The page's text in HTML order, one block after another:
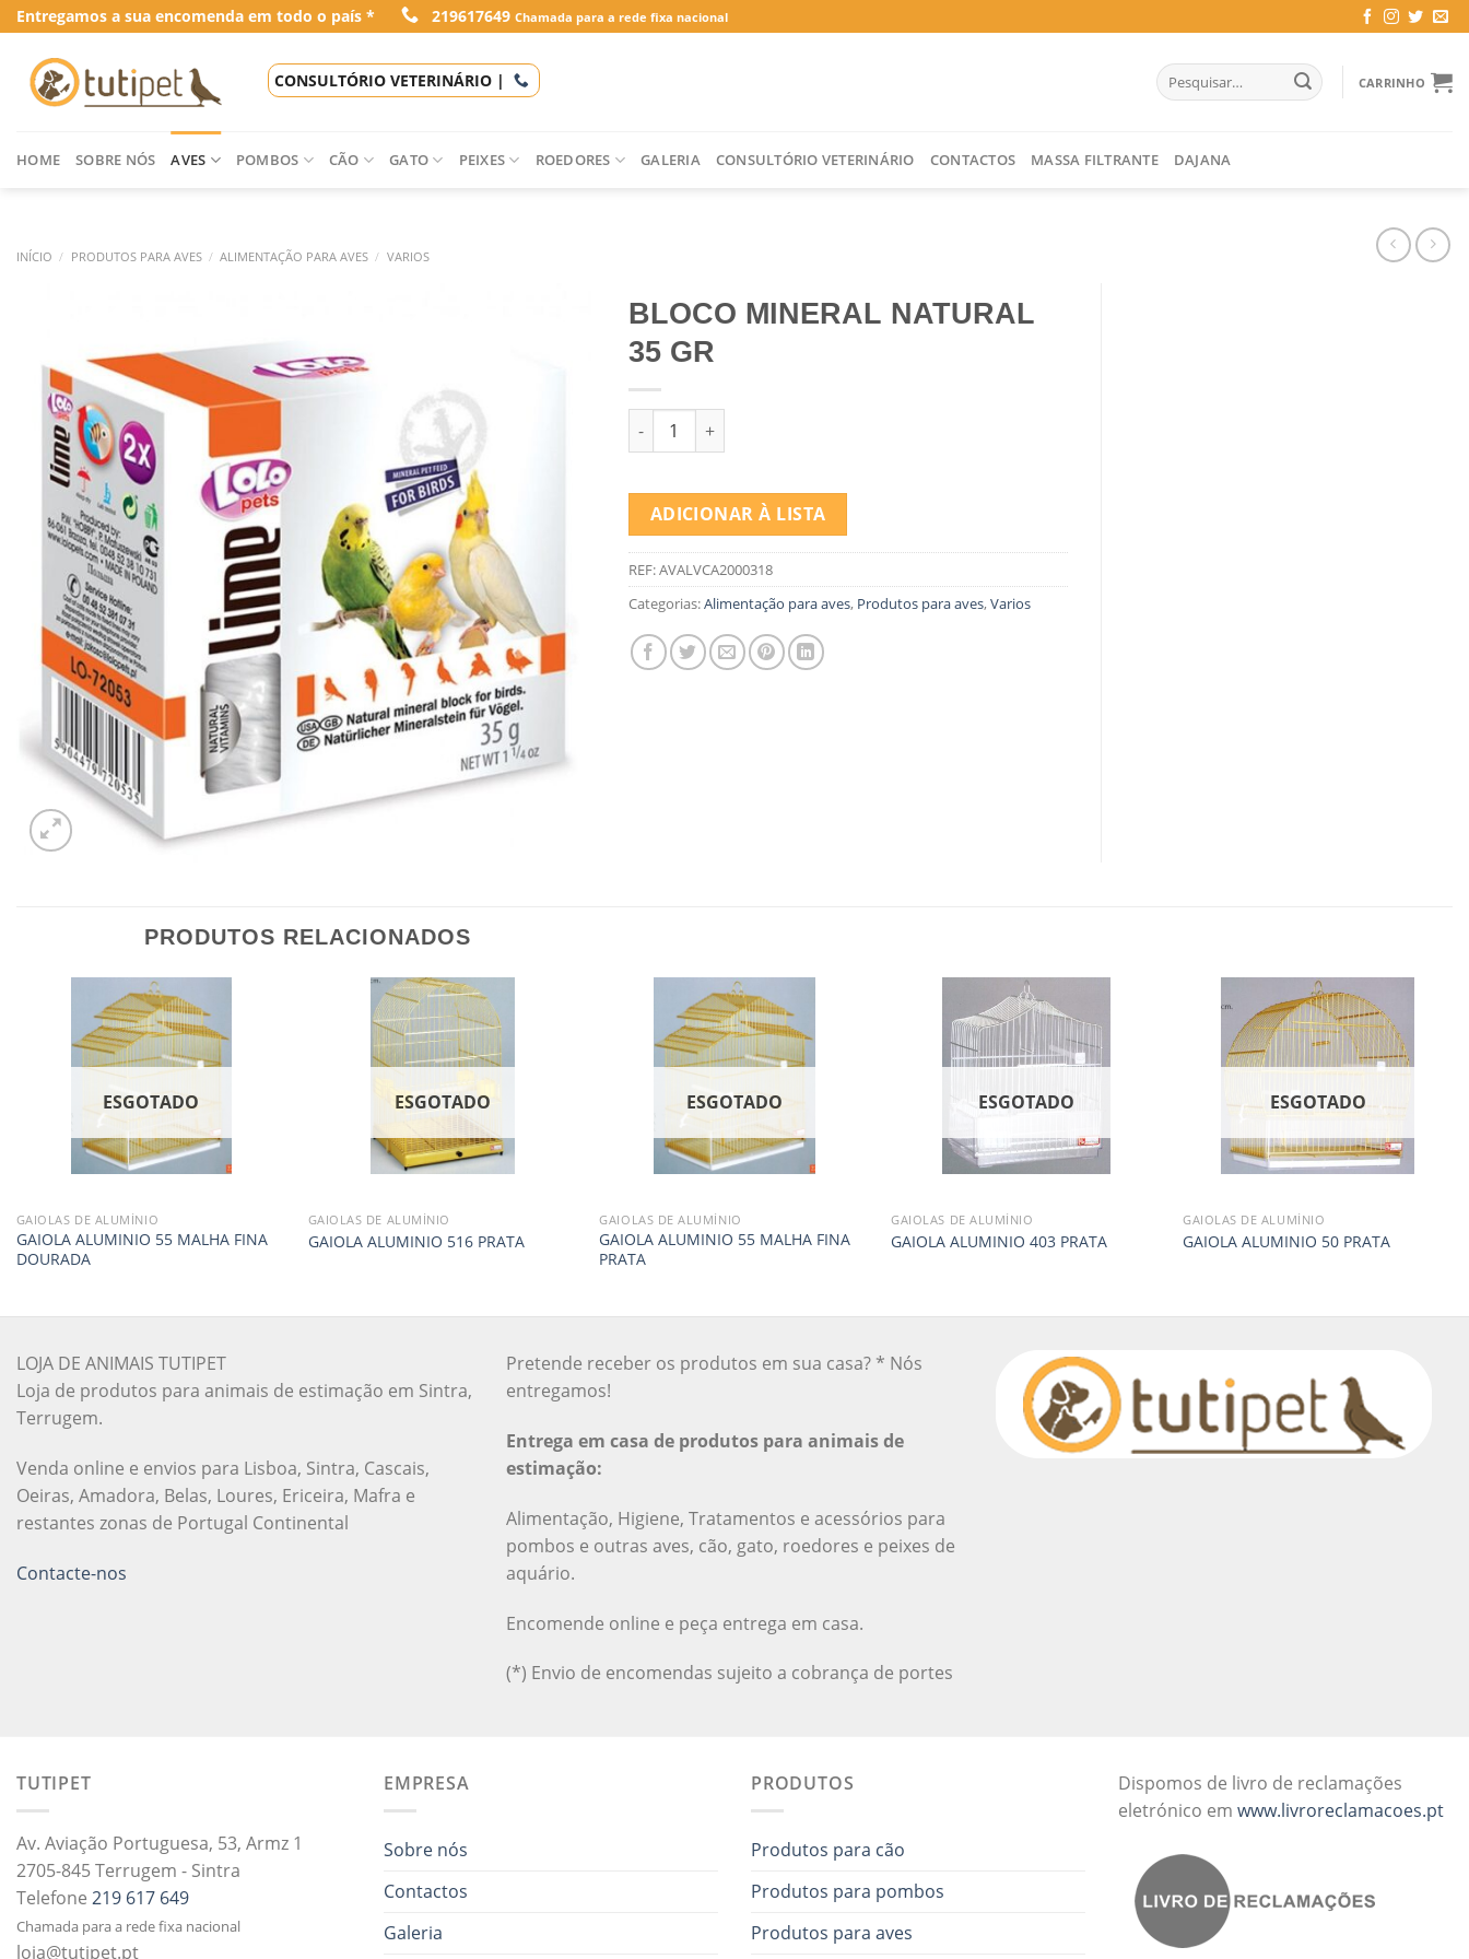
Skip
to
content
Entregamos a sua encomenda em todo o país * 219617649 Chamada para a rede fixa nacional
CONSULTÓRIO VETERINÁRIO |
Pesquisar
por:
CARRINHO
HOME SOBRE NÓS AVES POMBOS CÃO GATO PEIXES ROEDORES GALERIA CONSULTÓRIO VETERINÁRIO CONTACTOS MASSA FILTRANTE DAJANA
INÍCIO / PRODUTOS PARA AVES / ALIMENTAÇÃO PARA AVES / VARIOS
BLOCO MINERAL NATURAL
35 GR
Quantidade de BLOCO MINERAL NATURAL 35 GR
ADICIONAR À LISTA
REF:AVALVCA2000318
Categorias:Alimentação para aves, Produtos para aves,Varios
PRODUTOS RELACIONADOS
ESGOTADO
GAIOLAS DE ALUMÍNIO
GAIOLA ALUMINIO 55 MALHA FINA
DOURADA
ESGOTADO
GAIOLAS DE ALUMÍNIO
GAIOLA ALUMINIO 516 PRATA
ESGOTADO
GAIOLAS DE ALUMÍNIO
GAIOLA ALUMINIO 55 MALHA FINA
PRATA
ESGOTADO
GAIOLAS DE ALUMÍNIO
GAIOLA ALUMINIO 403 PRATA
ESGOTADO
GAIOLAS DE ALUMÍNIO
GAIOLA ALUMINIO 50 PRATA
LOJA DE ANIMAIS TUTIPET
Loja de produtos para animais de estimação em Sintra,
Terrugem.
Venda online e envios para Lisboa, Sintra, Cascais,
Oeiras, Amadora, Belas, Loures, Ericeira, Mafra e
restantes zonas de Portugal Continental
Contacte-nos
Pretende receber os produtos em sua casa? * Nós
entregamos!
Entrega em casa de produtos para animais de
estimação:
Alimentação, Higiene, Tratamentos e acessórios para
pombos e outras aves, cão, gato, roedores e peixes de
aquário.
Encomende online e peça entrega em casa.
(*) Envio de encomendas sujeito a cobrança de portes
TUTIPET
Av. Aviação Portuguesa, 53, Armz 1
2705-845 Terrugem - Sintra
Telefone 219 617 649
Chamada para a rede fixa nacional
loja@tutipet.pt
EMPRESA
Sobre nós
Contactos
Galeria
PRODUTOS
Produtos para cão
Produtos para pombos
Produtos para aves
Dispomos de livro de reclamações
eletrónico em www.livroreclamacoes.pt